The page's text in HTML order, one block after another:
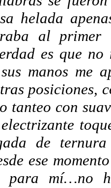
helada
al primer
es que
manos me
posiciones,
tanteo con
de
ese
para mí…no